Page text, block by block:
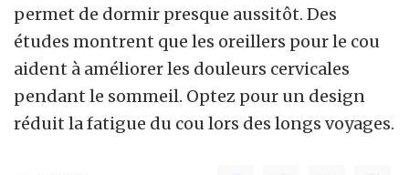
permet de dormir presque aussitôt. Des
études montrent que les oreillers pour le cou
aident à améliorer les douleurs cervicales
pendant le sommeil. Optez pour un design
réduit la fatigue du cou lors des longs voyages.